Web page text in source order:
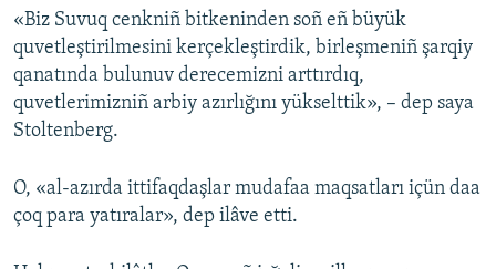
«Biz Suvuq cenkniñ bitkeninden soñ eñ büyük
quvetleştirilmesini kerçekleştirdik, birleşmeniñ şarqiy
qanatında bulunuv derecemizni arttırdıq,
quvetlerimizniñ arbiy azırlığını yükselttik», – dep saya
Stoltenberg.
O, «al-azırda ittifaqdaşlar mudafaa maqsatları içün daa
çoq para yatıralar», dep ilâve etti.